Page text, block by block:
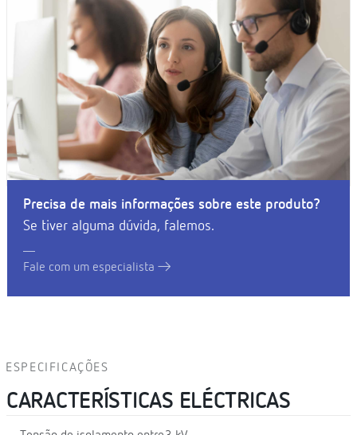
Precisa de mais informações sobre este produto?
Se tiver alguma dúvida, falemos.
Fale com um especialista
ESPECIFICAÇÕES
CARACTERÍSTICAS ELÉCTRICAS